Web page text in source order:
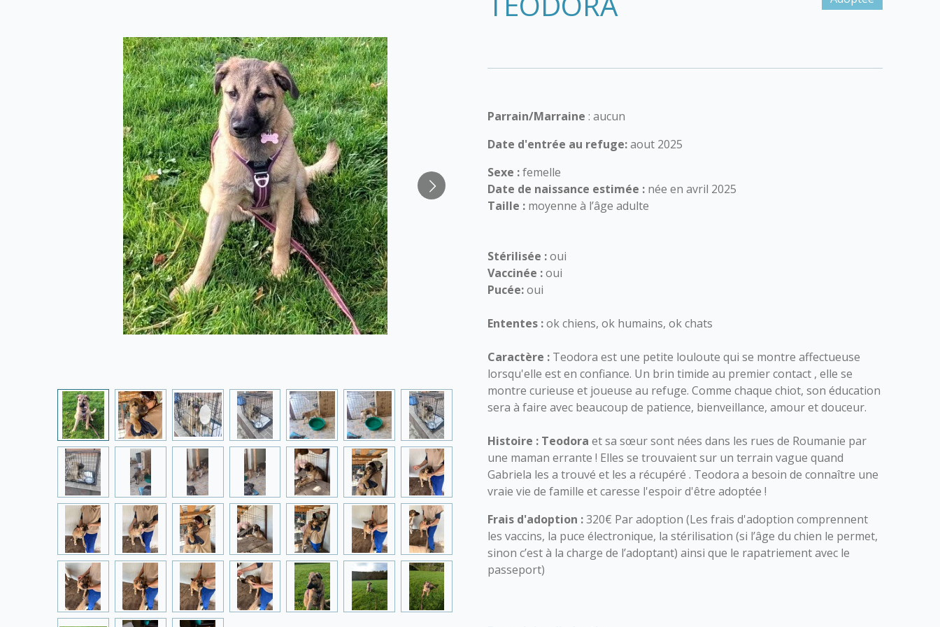
Parrain/Marraine : aucun
Date d'entrée au refuge:aout 2025
Sexe :femelle
Date de naissance estimée : née en avril 2025
Taille : moyenne à l’âge adulte
Stérilisée :oui
Vaccinée :oui
Pucée:oui
Ententes :ok chiens, ok humains, ok chats
Caractère : Teodora est une petite louloute qui se montre affectueuse
lorsqu'elle est en confiance. Un brin timide au premier contact , elle se
montre curieuse et joueuse au refuge. Comme chaque chiot, son éducation
sera à faire avec beaucoup de patience, bienveillance, amour et douceur.
Histoire : Teodora et sa sœur sont nées dans les rues de Roumanie par
une maman errante ! Elles se trouvaient sur un terrain vague quand
Gabriela les a trouvé et les a récupéré . Teodora a besoin de connaître une
vraie vie de famille et caresse l'espoir d'être adoptée !
Frais d'adoption :320€ Par adoption (Les frais d'adoption comprennent
les vaccins, la puce électronique, la stérilisation (si l’âge du chien le permet,
sinon c’est à la charge de l’adoptant) ainsi que le rapatriement avec le
passeport)